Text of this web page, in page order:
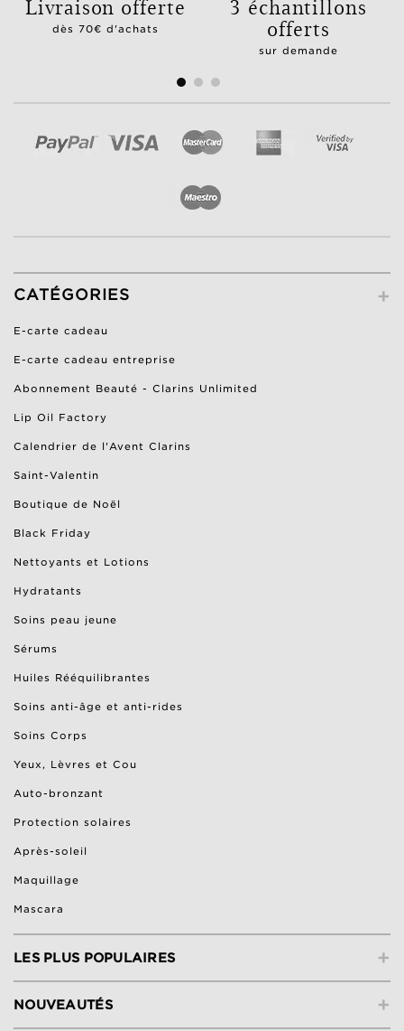
dès 70€ d'achats offerts
sur demande
+
CATÉGORIES
E-carte cadeau
E-carte cadeau entreprise
Abonnement Beauté - Clarins Unlimited
Lip Oil Factory
Calendrier de l'Avent Clarins
Saint-Valentin
Boutique de Noël
Black Friday
Nettoyants et Lotions
Hydratants
Soins peau jeune
Sérums
Huiles Rééquilibrantes
Soins anti-âge et anti-rides
Soins Corps
Yeux, Lèvres et Cou
Auto-bronzant
Protection solaires
Après-soleil
Maquillage
Mascara
+
LES PLUS POPULAIRES
+
NOUVEAUTÉS